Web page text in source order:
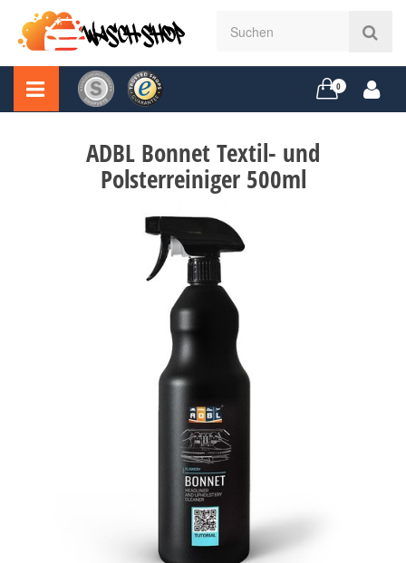
0
ADBL Bonnet Textil- und
Polsterreiniger 500ml